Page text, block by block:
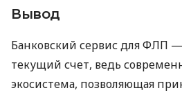
Вывод
Банковский сервис для ФЛП —
текущий счет, ведь
экосистема, позволяющая